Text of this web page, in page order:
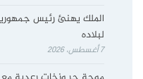
الملك يهنئ رئيس
لبلاده
7 أغسطس، 2026